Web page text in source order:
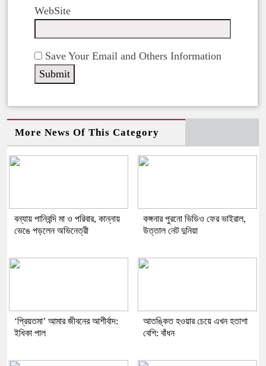
WebSite
Save Your Email and Others Information
More News Of This Category
বন্যায় পানিবন্দি মা ও পরিবার, কান্নায়
ভেঙে পড়লেন অভিনেত্রী
কঙ্গনার পুরনো ভিডিও ফের ভাইরাল,
উত্তাল নেট দুনিয়া
‘প্রিয়তমা’ আমার জীবনের আশীর্বাদ:
ইধিকা পাল
আতঙ্কিত হওয়ার চেয়ে এখন হতাশা
বেশি: বাঁধন